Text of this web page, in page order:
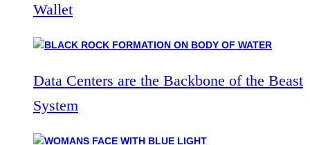
Wallet
Data Centers are the Backbone of the Beast
System